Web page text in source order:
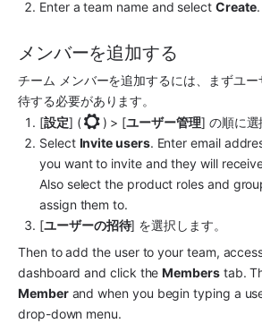
Enter a team name and select Create.
メンバーを追加する
チーム メンバーを追加するには、まずユ
待する必要があります。
[設定] ( ) > [ユーザー管理] の順に選
Select Invite users. Enter email
you want to invite and they will
Also select the product roles and
assign them to.
[ユーザーの招待] を選択します。
Then to add the user to your team,
dashboard and click the Members tab.
Member and when you begin typing a
drop-down menu.